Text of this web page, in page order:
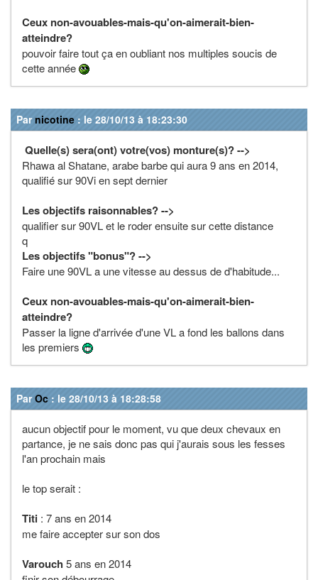
Ceux non-avouables-mais-qu'on-aimerait-bien-
atteindre?
pouvoir faire tout ça en oubliant nos multiples soucis de
cette année
Parnicotine : le 28/10/13 à 18:23:30
Quelle(s) sera(ont) votre(vos) monture(s)? -->
Rhawa al Shatane, arabe barbe qui aura 9 ans en 2014,
qualifié sur 90Vi en sept dernier
Les objectifs raisonnables? -->
qualifier sur 90VL et le roder ensuite sur cette distance
q
Les objectifs "bonus"? -->
Faire une 90VL a une vitesse au dessus de d'habitude...
Ceux non-avouables-mais-qu'on-aimerait-bien-
atteindre?
Passer la ligne d'arrivée d'une VL a fond les ballons dans
les premiers
ParOc : le 28/10/13 à 18:28:58
aucun objectif pour le moment, vu que deux chevaux en
partance, je ne sais donc pas qui j'aurais sous les fesses
l'an prochain mais
le top serait :
Titi : 7 ans en 2014
me faire accepter sur son dos
Varouch 5 ans en 2014